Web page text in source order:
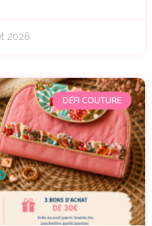
2026
DÉFI COUTURE